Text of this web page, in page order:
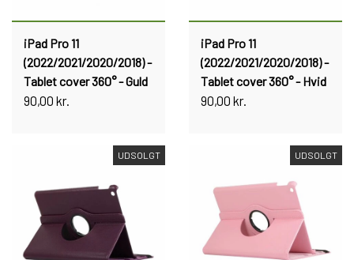
iPad Pro 11
(2022/2021/2020/2018) -
Tablet cover 360° - Guld
90,00 kr.
iPad Pro 11
(2022/2021/2020/2018) -
Tablet cover 360° - Hvid
90,00 kr.
UDSOLGT UDSOLGT